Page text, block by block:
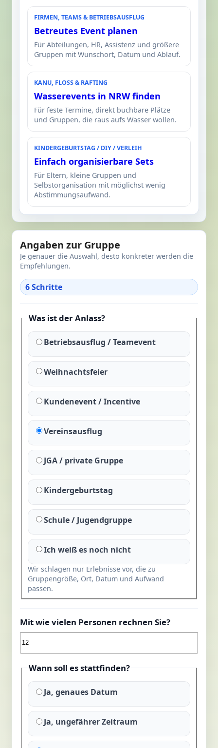
FIRMEN, TEAMS & BETRIEBSAUSFLUG
Betreutes Event planen
Für Abteilungen, HR, Assistenz und größere
Gruppen mit Wunschort, Datum und Ablauf.
KANU, FLOSS & RAFTING
Wasserevents in NRW finden
Für feste Termine, direkt buchbare Plätze
und Gruppen, die raus aufs Wasser wollen.
KINDERGEBURTSTAG / DIY / VERLEIH
Einfach organisierbare Sets
Für Eltern, kleine Gruppen und
Selbstorganisation mit möglichst wenig
Abstimmungsaufwand.
Angaben zur Gruppe
Je genauer die Auswahl, desto konkreter werden die
Empfehlungen.
6 Schritte
Was ist der Anlass?
Betriebsausflug / Teamevent
Weihnachtsfeier
Kundenevent / Incentive
Vereinsausflug
JGA / private Gruppe
Kindergeburtstag
Schule / Jugendgruppe
Ich weiß es noch nicht
Wir schlagen nur Erlebnisse vor, die zu
Gruppengröße, Ort, Datum und Aufwand
passen.
Mit wie vielen Personen rechnen Sie?
Wann soll es stattfinden?
Ja, genaues Datum
Ja, ungefährer Zeitraum